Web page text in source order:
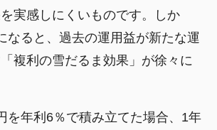
実感しにくいものです。しか
なると、過去の運用益が新たな運
複利の雪だるま効果」が徐々に
を年利6％で積み立てた場合、1年